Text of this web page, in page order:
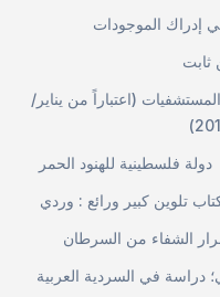
إدراك الموجودات
ثابت
(اعتباراً من يناير/
دولة فلسطينية للهنود الحمر
تلوين كبير ورائع : وردي
الشفاء من السرطان
دراسة في السردية العربية